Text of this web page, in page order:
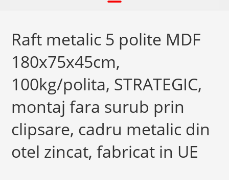
Raft metalic 5 polite MDF
180x75x45cm,
100kg/polita, STRATEGIC,
montaj fara surub prin
clipsare, cadru metalic din
otel zincat, fabricat in UE